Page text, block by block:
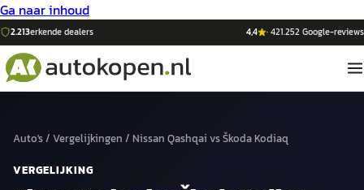
Ga naar inhoud
2.213erkende dealers 4,4 ·421.252Google-reviews
Auto's/ Vergelijkingen / Nissan Qashqai vsŠkoda Kodiaq
VERGELIJKING